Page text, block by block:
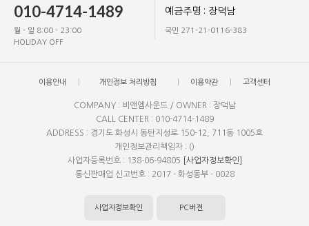
010-4714-1489
월 - 일 8:00 - 23:00
HOLIDAY OFF
예금주명 : 장덕남
국민 271-21-0116-383
이용안내 개인정보 처리방침 이용약관 고객센터
COMPANY : 비앤엠사운드 / OWNER : 장덕남
CALL CENTER : 010-4714-1489
ADDRESS : 경기도 화성시 동탄지성로 150-12, 711동 1005호
개인정보관리책임자 : ()
사업자등록번호 : 138-06-94805
[사업자정보확인]
통신판매업 신고번호 : 2017 - 화성동부 - 0028
사업자정보확인 PC버전